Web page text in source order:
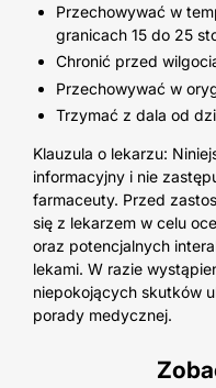
Przechowywać w
granicach 15 do 25
Chronić przed
Przechowywać w
Trzymać z dala od
Klauzula o lekarzu:
informacyjny i nie
farmaceuty. Przed
się z lekarzem w celu
oraz potencjalnych
lekami. W razie
niepokojących skutków
porady medycznej.